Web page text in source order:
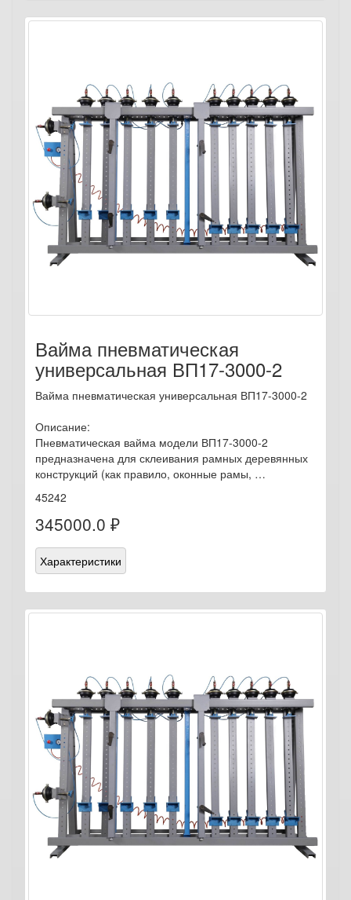
Вайма пневматическая
универсальная ВП17-3000-2
Вайма пневматическая универсальная ВП17-3000-2
Описание:
Пневматическая вайма модели ВП17-3000-2
предназначена для склеивания рамных деревянных
конструкций (как правило, оконные рамы, …
45242
345000.0 ₽
Характеристики